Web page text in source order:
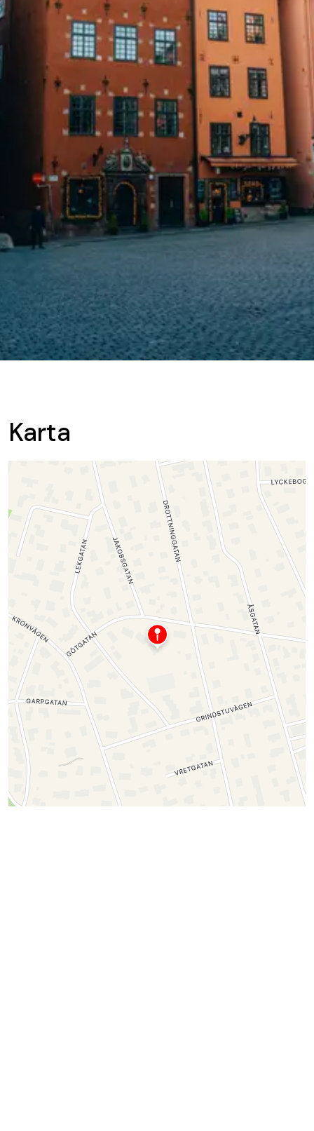
Karta